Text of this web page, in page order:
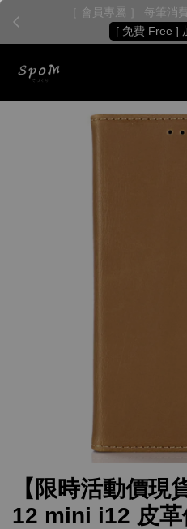
［ 會員專屬 ］ 每筆消
[ 免費 Free ]
【限時活動價現
12 mini i12 皮革